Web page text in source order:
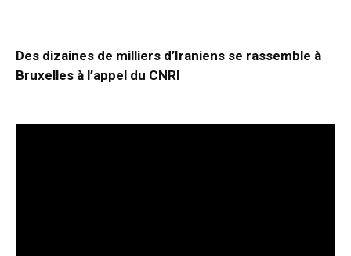
Des dizaines de milliers d’Iraniens se rassemble à
Bruxelles à l’appel du CNRI